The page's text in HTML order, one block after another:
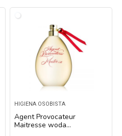
HIGIENA OSOBISTA
Agent Provocateur
Maitresse woda